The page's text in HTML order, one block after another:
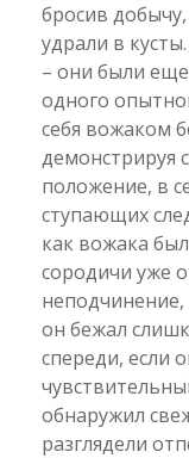
бросив
удрали в
– они были
одного
себя вожаком
демонстрируя
положение, в
ступающих
как вожака
сородичи уже
неподчинение,
он бежал
спереди, если
обнаружил
разглядели